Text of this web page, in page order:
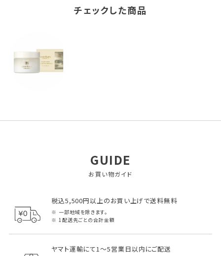
チェックした商品
GUIDE
お買い物ガイド
税込5,500円以上のお買い上げで送料無料
一部地域を除きます。
1配送先ごとの合計金額
ヤマト運輸にて1～5営業日以内にご配送